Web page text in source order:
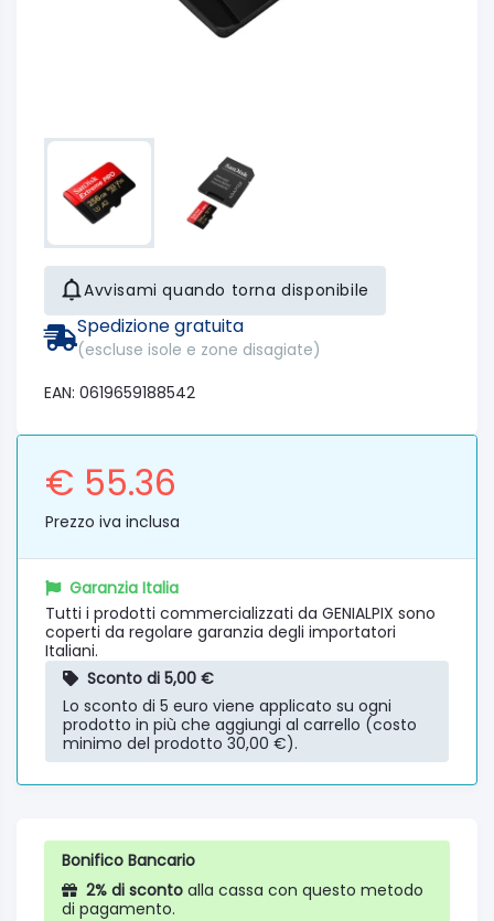
Avvisami quando torna disponibile
Spedizione gratuita
(escluse isole e zone disagiate)
EAN: 0619659188542
€ 55.36
Prezzo iva inclusa
Garanzia Italia
Tutti i prodotti commercializzati da GENIALPIX sono
coperti da regolare garanzia degli importatori
Italiani.
Sconto di 5,00 €
Lo sconto di 5 euro viene applicato su ogni
prodotto in più che aggiungi al carrello (costo
minimo del prodotto 30,00 €).
Bonifico Bancario
2% di sconto alla cassa con questo metodo
di pagamento.